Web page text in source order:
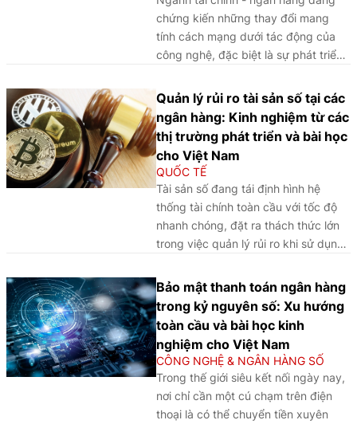
nhằm nâng cao năng lực giám sát và
phòng ngừa rủi ro.
chứng kiến những thay đổi mang
tính cách mạng dưới tác động của
công nghệ, đặc biệt là sự phát triển
đây, hoạt động ngân hàng chủ yếu
diễn ra trong môi trường “đóng”, nơi
các sản phẩm, dịch vụ và dữ liệu
khách hàng được kiểm soát chặt chẽ
trong nội bộ ngân hàng, thì hiện nay,
với sự ra đời của Open API, mô hình
ngân hàng mở đang từng bước phá
vỡ rào cản này, tạo ra không gian tài
chính linh hoạt, kết nối và cá nhân
Quản lý rủi ro tài sản số tại các
ngân hàng: Kinh nghiệm từ các
thị trường phát triển và bài học
cho Việt Nam
QUỐC TẾ
Tài sản số đang tái định hình hệ
thống tài chính toàn cầu với tốc độ
nhanh chóng, đặt ra thách thức lớn
trong việc quản lý rủi ro khi sử dụng
đòi hỏi các cơ quan quản lý và các
tổ chức tài chính phải xây dựng
khung pháp lý minh bạch, cơ chế
định giá đáng tin cậy, cùng hệ thống
giám sát hiệu quả nhằm bảo đảm an
toàn, hạn chế rủi ro và duy trì ổn định
tài chính.
Bảo mật thanh toán ngân hàng
trong kỷ nguyên số: Xu hướng
toàn cầu và bài học kinh
nghiệm cho Việt Nam
CÔNG NGHỆ & NGÂN HÀNG SỐ
Trong thế giới siêu kết nối ngày nay,
nơi chỉ cần một cú chạm trên điện
thoại là có thể chuyển tiền xuyên